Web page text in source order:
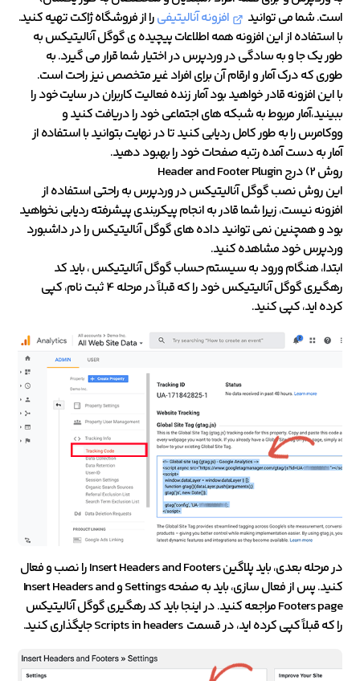
است. شما می توانید
افزونه آنالیتیفیرا از فروشگاه ژاکت تهیه کنید.
با استفاده از این افزونه همه اطلاعات پیچیده ی گوگل آنالیتیکس به
طور یک جا و به سادگی در وردپرس در اختیار شما قرار می گیرد. به
طوری که درک آمار و ارقام آن برای افراد غیر متخصص نیز راحت است.
با این افزونه قادر خواهید بود آمار زنده فعالیت کاربران در سایت خود را
ببینید،آمار مربوط به شبکه های اجتماعی خود را دریافت کنید و
ووکامرس را به طور کامل ردیابی کنید تا در نهایت بتوانید با استفاده از
آمار به دست آمده رتبه صفحات خود را بهبود دهید.
روش 2) درج Header and Footer Plugin
این روش نصب گوگل آنالیتیکس در وردپرس به راحتی استفاده از
افزونه نیست، زیرا شما قادر به انجام پیکربندی پیشرفته ردیابی نخواهید
بود و همچنین نمی توانید داده های گوگل آنالیتیکس را در داشبورد
وردپرس خود مشاهده کنید.
ابتدا، هنگام ورود به سیستم حساب گوگل آنالیتیکس ، باید کد
رهگیری گوگل آنالیتیکس خود را که قبلاً در مرحله 4 ثبت نام، کپی
کرده اید، کپی کنید.
در مرحله بعدی، باید پلاگین Insert Headers and Footers را نصب و فعال
کنید. پس از فعال سازی، باید به صفحه Settings و Insert Headers and
Footers page مراجعه کنید. در اینجا باید کد رهگیری گوگل آنالیتیکس
را که قبلاً کپی کرده اید، در قسمت Scripts in headers جایگذاری کنید.